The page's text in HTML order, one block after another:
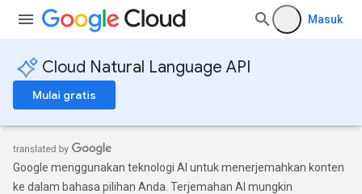
Masuk
Cloud Natural Language API
Mulai gratis
Google menggunakan teknologi AI untuk menerjemahkan konten
ke dalam bahasa pilihan Anda. Terjemahan AI mungkin